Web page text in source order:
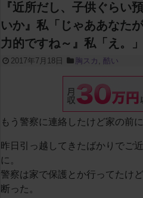
『近所だし、子供ぐらい
いか』私「じゃああなた
力的ですね～』私「え。
2017年7月18日 胸スカ , 酷い
もう警察に連絡したけど家の前
昨日引っ越してきたばかりでご
に。
警察は家で保護とか行ってたけ
断った。